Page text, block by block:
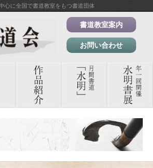
心に全国で書道教室をもつ書道団体
書道教室案内
お問い合わせ